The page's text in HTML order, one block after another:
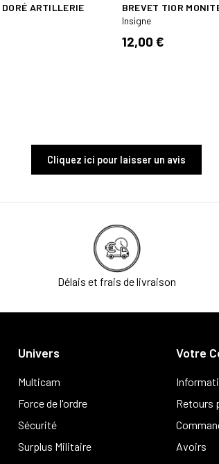
ARTILLERIE
BREVET TIOR
Insigne
12,00 €
Cliquez ici pour laisser un avis
Délais et frais de livraison
Univers
Multicam
Force de l'ordre
Sécurité
Surplus Militaire
Votre
Retours
Avoirs